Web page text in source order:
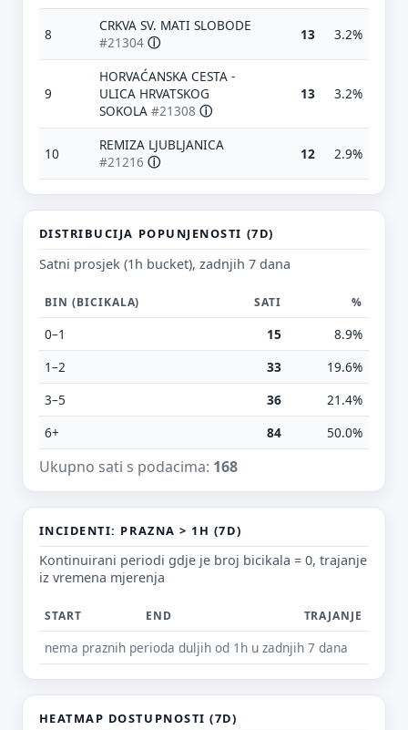
8
CRKVA SV. MATI SLOBODE
#21304 ⓘ 13 3.2%
9
HORVAĆANSKA CESTA -
ULICA HRVATSKOG
SOKOLA #21308 ⓘ
13 3.2%
10
REMIZA LJUBLJANICA
#21216 ⓘ 12 2.9%
DISTRIBUCIJA POPUNJENOSTI (7D)
Satni prosjek (1h bucket), zadnjih 7 dana
BIN (BICIKALA) SATI %
0–1 15
8.9%
1–2
33
19.6%
3–5
36
21.4%
6+
84 50.0%
Ukupno sati s podacima: 168
INCIDENTI: PRAZNA > 1H (7D)
Kontinuirani periodi gdje je broj bicikala = 0, trajanje
iz vremena mjerenja
START END TRAJANJE
nema praznih perioda duljih od 1h u zadnjih 7 dana
HEATMAP DOSTUPNOSTI (7D)
Predloži poboljšanje ove stranice
Što bi ti ovdje bilo korisno? Koje pitanje želiš da ova
stranica može odgovoriti? (npr. “kada je
najpraznije?”, “što znači ovaj skok?”, “što još
usporediti?”)
Povratna informacija
Prijava problema
Tvoj prijedlog
E-mail (opcionalno)
Ne moraš upisati e-mail — prijedlog možeš poslati i anonimno.